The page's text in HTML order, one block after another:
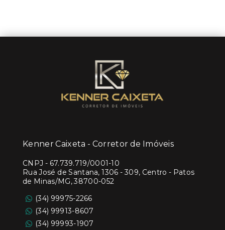
Kenner Caixeta - Corretor de Imóveis
CNPJ - 67.739.719/0001-10
Rua José de Santana, 1306 - 309, Centro - Patos
de Minas/MG, 38700-052
(34) 99975-2266
(34) 99913-8607
(34) 99993-1907